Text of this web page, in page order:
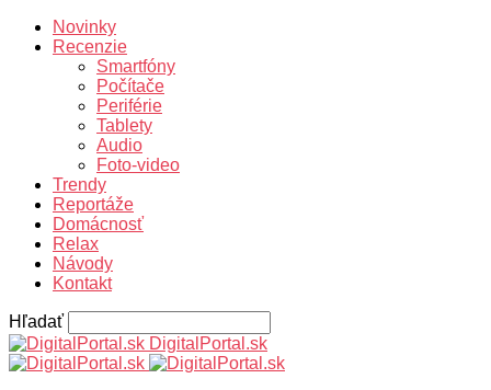
Novinky
Recenzie
Smartfóny
Počítače
Periférie
Tablety
Audio
Foto-video
Trendy
Reportáže
Domácnosť
Relax
Návody
Kontakt
Hľadať
DigitalPortal.sk